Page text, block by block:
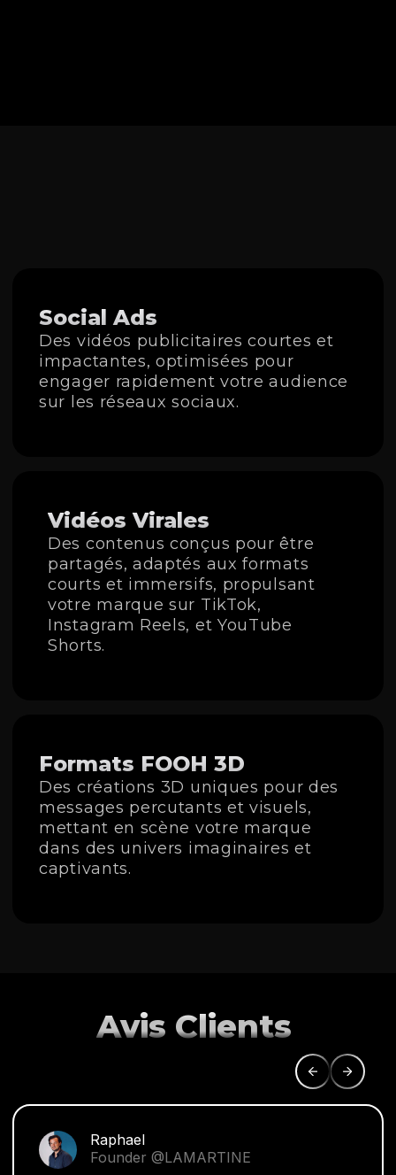
Social Ads
Des vidéos publicitaires courtes et
impactantes, optimisées pour
engager rapidement votre audience
sur les réseaux sociaux.
Vidéos Virales
Des contenus conçus pour être
partagés, adaptés aux formats
courts et immersifs, propulsant
votre marque sur TikTok,
Instagram Reels, et YouTube
Shorts.
Formats FOOH 3D
Des créations 3D uniques pour des
messages percutants et visuels,
mettant en scène votre marque
dans des univers imaginaires et
captivants.
Avis Clients
Raphael
Founder @LAMARTINE